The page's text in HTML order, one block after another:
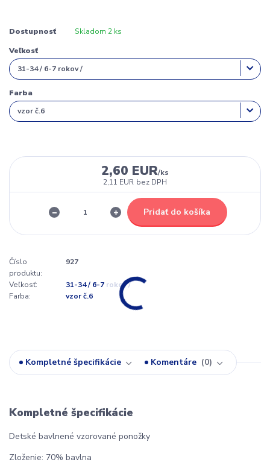
Dostupnosť Skladom 2 ks
Veľkosť
Farba
2,60 EUR/ks
2,11 EUR bez DPH
Pridať do košíka
Číslo
produktu:
927
Veľkosť:
31-34 / 6-7 rokov /
Farba:
vzor č.6
Kompletné špecifikácie Komentáre 0
Kompletné špecifikácie
Detské bavlnené vzorované ponožky
Zloženie: 70% bavlna